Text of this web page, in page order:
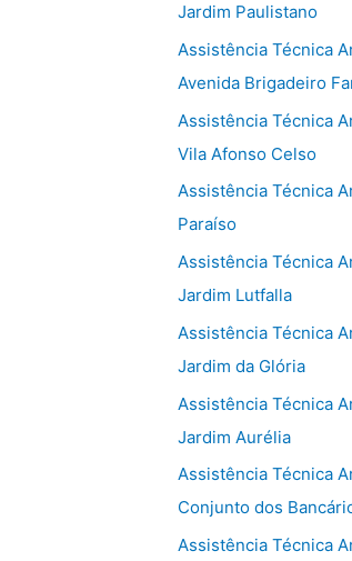
Jardim Paulistano
Assistência Técnica
Avenida Brigadeiro
Assistência Técnica
Vila Afonso Celso
Assistência Técnica
Paraíso
Assistência Técnica
Jardim Lutfalla
Assistência Técnica
Jardim da Glória
Assistência Técnica
Jardim Aurélia
Assistência Técnica
Conjunto dos
Assistência Técnica